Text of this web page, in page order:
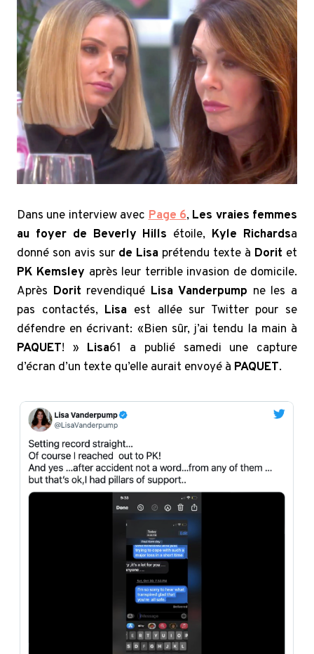
Dans une interview avecPage 6, Les vraies femmes
au foyer de Beverly Hills étoile, Kyle Richardsa
donné son avis sur de Lisa prétendu texte à Dorit et
PK Kemsley après leur terrible invasion de domicile.
Après Dorit revendiqué Lisa Vanderpump ne les a
pas contactés, Lisa est allée sur Twitter pour se
défendre en écrivant: «Bien sûr, j’ai tendu la main à
PAQUET! » Lisa61 a publié samedi une capture
d’écran d’un texte qu’elle aurait envoyé à PAQUET.